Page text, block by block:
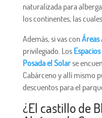
naturalizada para
los continentes, las
Además, si vas conÁreas
privilegiado. Los
Posada el Solarse
Cabárceno y allí mismo
descuentos para el
¿El castillo de